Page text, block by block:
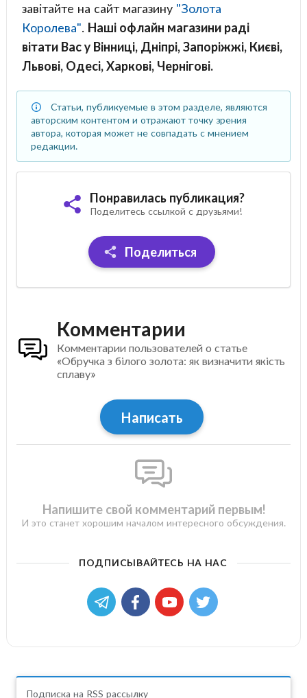
завітайте на сайт магазину "Золота
Королева". Наші офлайн магазини раді
вітати Вас у Вінниці, Дніпрі, Запоріжжі, Києві,
Львові, Одесі, Харкові, Чернігові.
Статьи, публикуемые в этом разделе, являются
авторским контентом и отражают точку зрения
автора, которая может не совпадать с мнением
редакции.
Понравилась публикация?
Поделитесь ссылкой с друзьями!
Поделиться
Комментарии
Комментарии пользователей о статье
«Обручка з білого золота: як визначити якість
сплаву»
Написать
Напишите свой комментарий первым!
И это станет хорошим началом интересного обсуждения.
ПОДПИСЫВАЙТЕСЬ НА НАС
Подписка на RSS рассылку